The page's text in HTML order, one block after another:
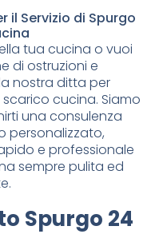
Servizio di Spurgo
tua cucina o vuoi
di ostruzioni e
nostra ditta per
cucina. Siamo
una consulenza
personalizzato,
e professionale
sempre pulita ed
Spurgo 24